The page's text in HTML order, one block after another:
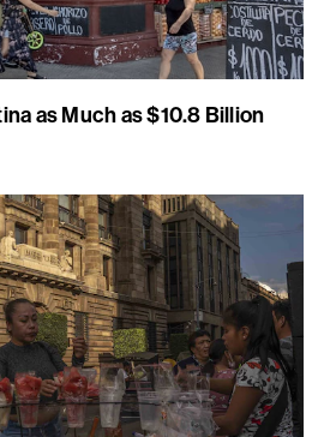
as Much as $10.8 Billion